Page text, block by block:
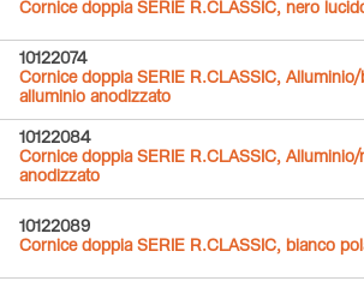
Cornice doppia SERIE R.CLASSIC, nero
10122074
Cornice doppia SERIE R.CLASSIC,
alluminio anodizzato
10122084
Cornice doppia SERIE R.CLASSIC,
anodizzato
10122089
Cornice doppia SERIE R.CLASSIC, bianco